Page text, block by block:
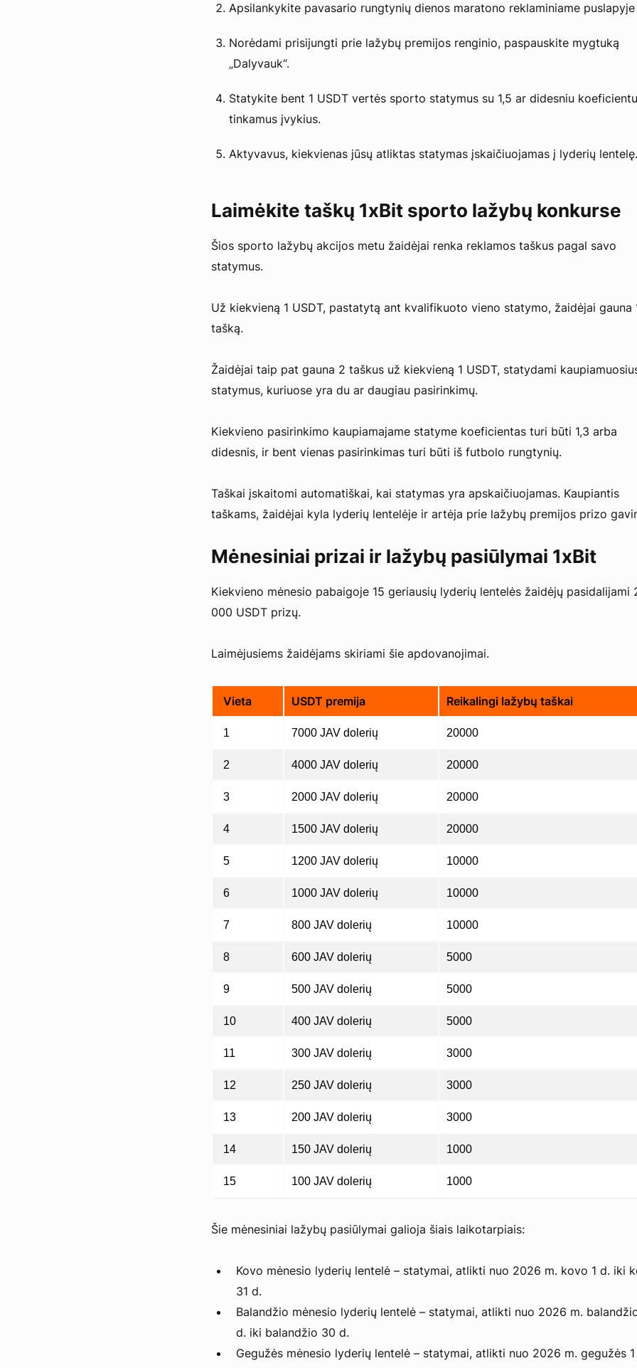
Apsilankykite pavasario rungtynių dienos maratono reklaminiame
Norėdami prisijungti prie lažybų premijos renginio, paspauskite mygtuką
„Dalyvauk“.
Statykite bent 1 USDT vertės sporto statymus su 1,5 ar didesniu
tinkamus įvykius.
Aktyvavus, kiekvienas jūsų atliktas statymas įskaičiuojamas į lyderių lentelę.
Laimėkite taškų 1xBit sporto lažybų konkurse
Šios sporto lažybų akcijos metu žaidėjai renka reklamos taškus pagal savo
statymus.
Už kiekvieną 1 USDT, pastatytą ant kvalifikuoto vieno statymo, žaidėjai gauna
tašką.
Žaidėjai taip pat gauna 2 taškus už kiekvieną 1 USDT, statydami
statymus, kuriuose yra du ar daugiau pasirinkimų.
Kiekvieno pasirinkimo kaupiamajame statyme koeficientas turi būti 1,3 arba
didesnis, ir bent vienas pasirinkimas turi būti iš futbolo rungtynių.
Taškai įskaitomi automatiškai, kai statymas yra apskaičiuojamas. Kaupiantis
taškams, žaidėjai kyla lyderių lentelėje ir artėja prie lažybų premijos prizo
Mėnesiniai prizai ir lažybų pasiūlymai 1xBit
Kiekvieno mėnesio pabaigoje 15 geriausių lyderių lentelės žaidėjų pasidalijami
000 USDT prizų.
Laimėjusiems žaidėjams skiriami šie apdovanojimai.
Vieta USDT premija Reikalingi lažybų taškai
1 7000 JAV dolerių 20000
2 4000 JAV dolerių 20000
3 2000 JAV dolerių 20000
4 1500 JAV dolerių 20000
5 1200 JAV dolerių 10000
6 1000 JAV dolerių 10000
7 800 JAV dolerių 10000
8 600 JAV dolerių 5000
9 500 JAV dolerių 5000
10 400 JAV dolerių 5000
11 300 JAV dolerių 3000
12 250 JAV dolerių 3000
13 200 JAV dolerių 3000
14 150 JAV dolerių 1000
15 100 JAV dolerių 1000
Šie mėnesiniai lažybų pasiūlymai galioja šiais laikotarpiais:
Kovo mėnesio lyderių lentelė – statymai, atlikti nuo 2026 m. kovo 1 d. iki
31 d.
Balandžio mėnesio lyderių lentelė – statymai, atlikti nuo 2026 m.
d. iki balandžio 30 d.
Gegužės mėnesio lyderių lentelė – statymai, atlikti nuo 2026 m. gegužės